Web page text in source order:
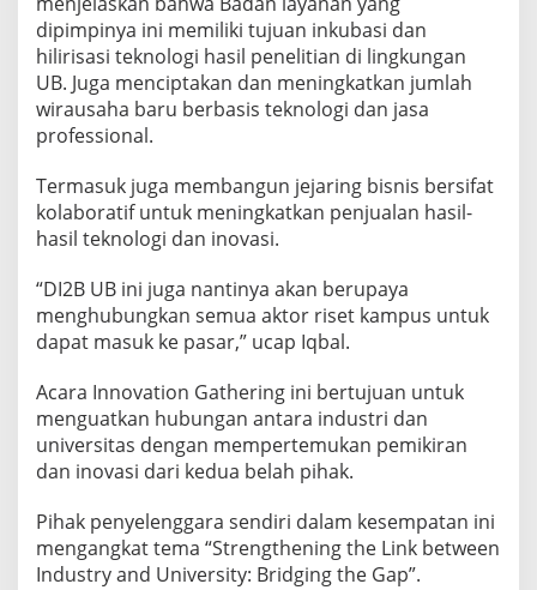
dipimpinya ini memiliki tujuan inkubasi dan
hilirisasi teknologi hasil penelitian di lingkungan
UB. Juga menciptakan dan meningkatkan jumlah
wirausaha baru berbasis teknologi dan jasa
professional.
Termasuk juga membangun jejaring bisnis bersifat
kolaboratif untuk meningkatkan penjualan hasil-
hasil teknologi dan inovasi.
“DI2B UB ini juga nantinya akan berupaya
menghubungkan semua aktor riset kampus untuk
dapat masuk ke pasar,” ucap Iqbal.
Acara Innovation Gathering ini bertujuan untuk
menguatkan hubungan antara industri dan
universitas dengan mempertemukan pemikiran
dan inovasi dari kedua belah pihak.
Pihak penyelenggara sendiri dalam kesempatan ini
mengangkat tema “Strengthening the Link between
Industry and University: Bridging the Gap”.